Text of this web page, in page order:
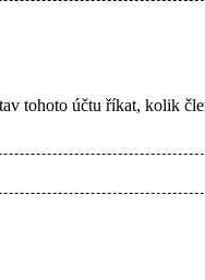
tohoto účtu říkat, kolik